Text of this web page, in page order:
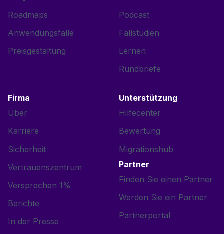
Roadmaps
Anwendungsfälle
Preisgestaltung
Podcast
Fallstudien
Lernen
Rundbriefe
Firma
Über
Karriere
Sicherheit
Vertrauenszentrum
Versprechen 1%
Berichte
In der Presse
Unterstützung
Hilfecenter
Bewertung
Migrationshub
Partner
Finden Sie einen Partner
Werden Sie ein Partner
Partnerportal